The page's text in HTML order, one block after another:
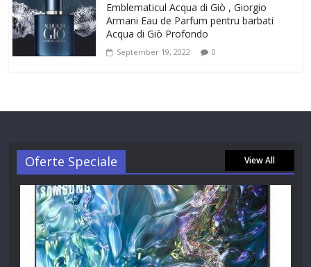
Emblematicul Acqua di Giò , Giorgio
Armani Eau de Parfum pentru barbati
Acqua di Giò Profondo
September 19, 2022 0
Oferte Speciale View All